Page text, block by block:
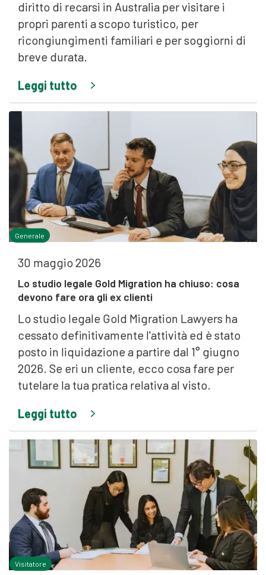
diritto di recarsi in Australia per visitare i
propri parenti a scopo turistico, per
ricongiungimenti familiari e per soggiorni di
breve durata.
Leggi tutto
Generale
30 maggio 2026
Lo studio legale Gold Migration ha chiuso: cosa
devono fare ora gli ex clienti
Lo studio legale Gold Migration Lawyers ha
cessato definitivamente l'attività ed è stato
posto in liquidazione a partire dal 1° giugno
2026. Se eri un cliente, ecco cosa fare per
tutelare la tua pratica relativa al visto.
Leggi tutto
Visitatore